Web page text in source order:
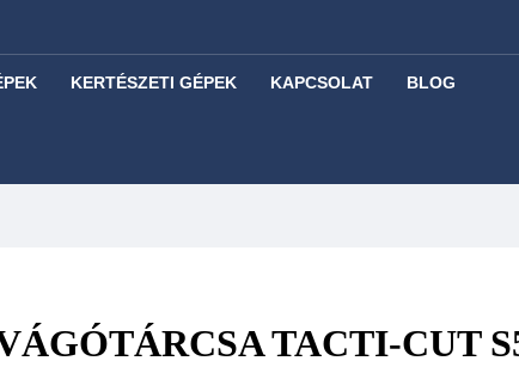
KERTÉSZETI GÉPEK KAPCSOLAT BLOG
TACTI-CUT